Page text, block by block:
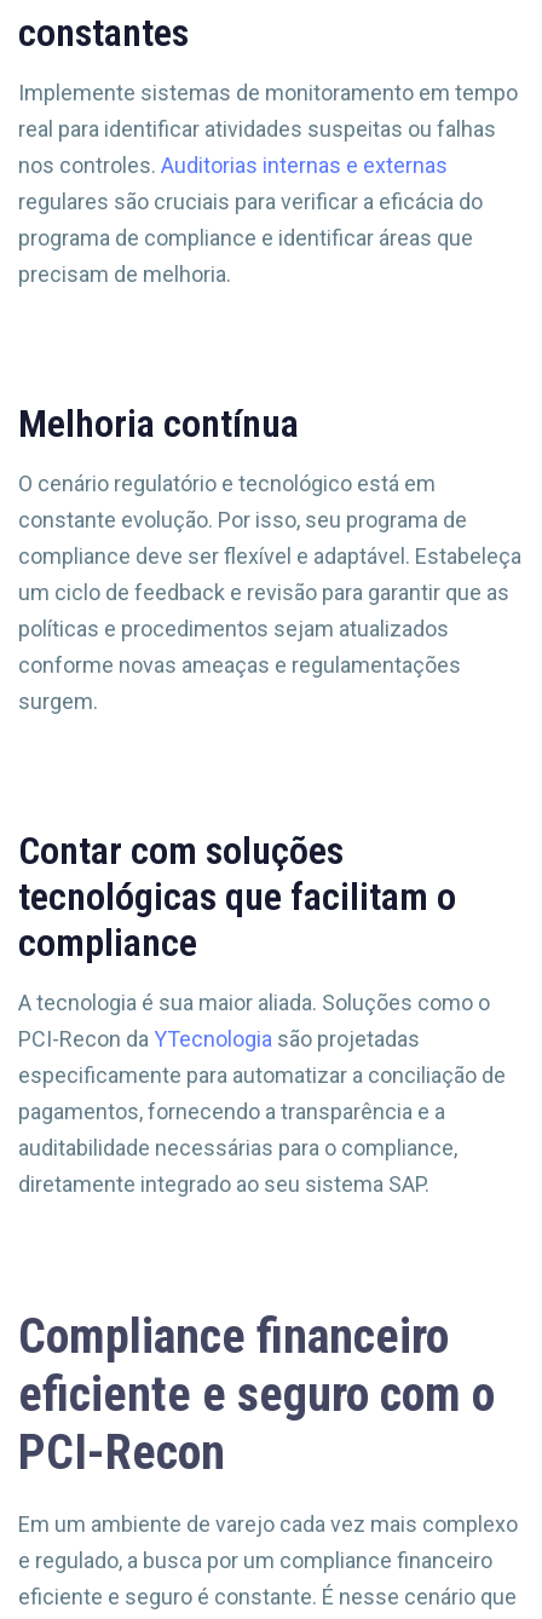
constantes
Implemente sistemas de monitoramento em tempo
real para identificar atividades suspeitas ou falhas
nos controles. Auditorias internas e externas
regulares são cruciais para verificar a eficácia do
programa de compliance e identificar áreas que
precisam de melhoria.
Melhoria contínua
O cenário regulatório e tecnológico está em
constante evolução. Por isso, seu programa de
compliance deve ser flexível e adaptável. Estabeleça
um ciclo de feedback e revisão para garantir que as
políticas e procedimentos sejam atualizados
conforme novas ameaças e regulamentações
surgem.
Contar com soluções
tecnológicas que facilitam o
compliance
A tecnologia é sua maior aliada. Soluções como o
PCI-Recon da YTecnologia são projetadas
especificamente para automatizar a conciliação de
pagamentos, fornecendo a transparência e a
auditabilidade necessárias para o compliance,
diretamente integrado ao seu sistema SAP.
Compliance financeiro
eficiente e seguro com o
PCI-Recon
Em um ambiente de varejo cada vez mais complexo
e regulado, a busca por um compliance financeiro
eficiente e seguro é constante. É nesse cenário que